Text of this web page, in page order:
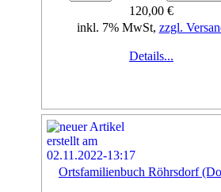
120,00 €
inkl. 7% MwSt, zzgl.
Details...
Ortsfamilienbuch Röhrsdorf